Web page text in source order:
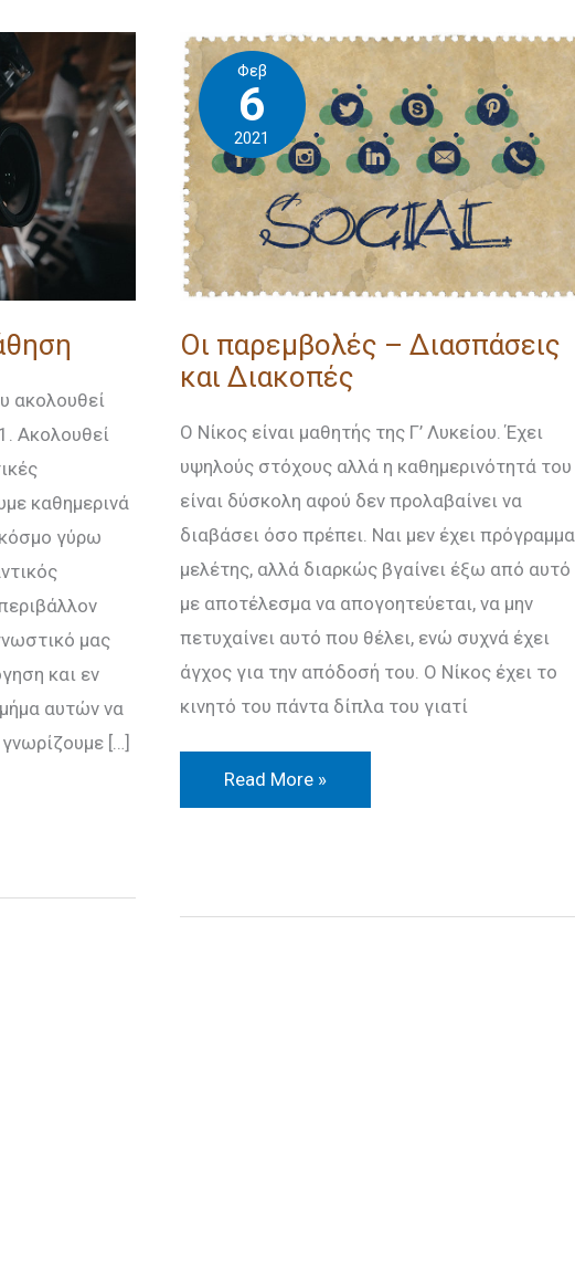
ακολουθεί
Ακολουθεί
καθημερινά
γύρω
μας
και εν
αυτών να
[…]
Φεβ
6
2021
Οι παρεμβολές – Διασπάσεις
και Διακοπές
Ο Νίκος είναι μαθητής της Γ’ Λυκείου. Έχει
υψηλούς στόχους αλλά η καθημερινότητά του
είναι δύσκολη αφού δεν προλαβαίνει να
διαβάσει όσο πρέπει. Ναι μεν έχει πρόγραμμα
μελέτης, αλλά διαρκώς βγαίνει έξω από αυτό
με αποτέλεσμα να απογοητεύεται, να μην
πετυχαίνει αυτό που θέλει, ενώ συχνά έχει
άγχος για την απόδοσή του. Ο Νίκος έχει το
κινητό του πάντα δίπλα του γιατί
Οι
παρεμβολές
Διασπάσεις
και
Διακοπές
Read More »